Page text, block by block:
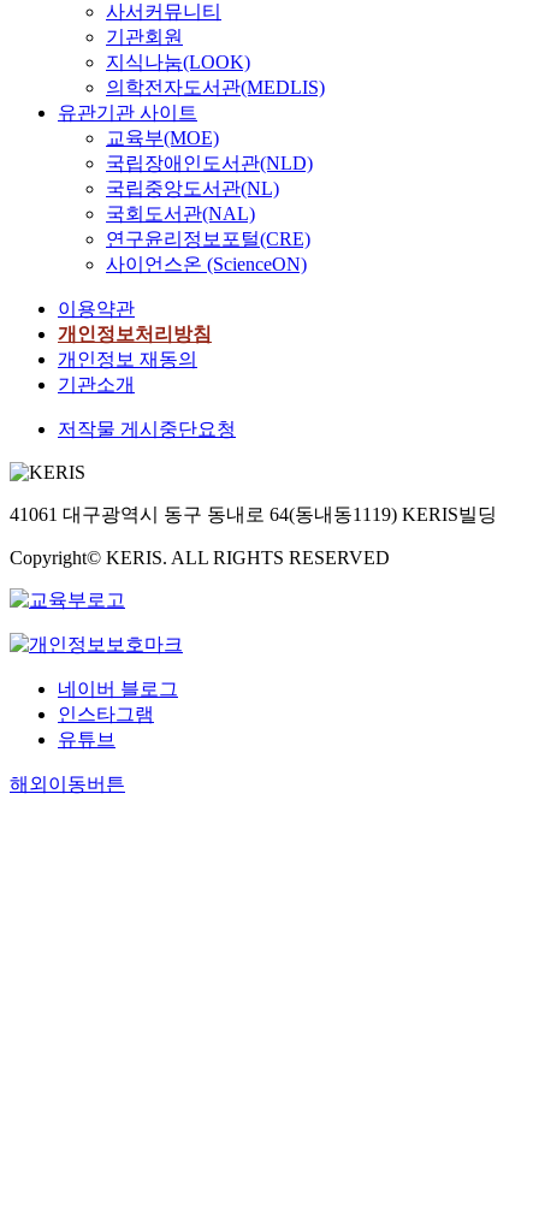
사서커뮤니티
기관회원
지식나눔(LOOK)
의학전자도서관(MEDLIS)
유관기관 사이트
교육부(MOE)
국립장애인도서관(NLD)
국립중앙도서관(NL)
국회도서관(NAL)
연구윤리정보포털(CRE)
사이언스온 (ScienceON)
이용약관
개인정보처리방침
개인정보 재동의
기관소개
저작물 게시중단요청
41061 대구광역시 동구 동내로 64(동내동1119) KERIS빌딩
Copyright© KERIS. ALL RIGHTS RESERVED
네이버 블로그
인스타그램
유튜브
해외이동버튼